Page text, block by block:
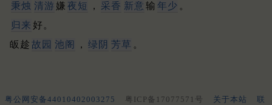
秉烛 清游 嫌 夜短 ， 采香 新意 输 年少 。
归来 好。
皈趁 故园 池阁 ， 绿阴 芳草 。
粤公网安备44010402003275 粤ICP备17077571号 关于本站
联